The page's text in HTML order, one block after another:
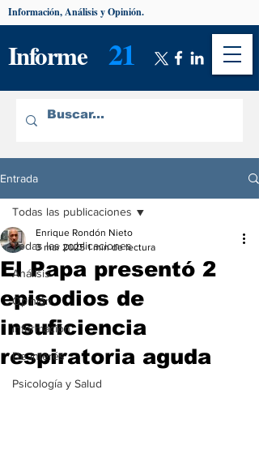
Informe 21
Información, Análisis y Opinión.
Entrada
Todas las publicaciones
Análisis
Opinión
Información
De interés
Psicología y Salud
Todas las publicaciones
El Papa presentó 2
episodios de
insuficiencia
respiratoria aguda
Enrique Rondón Nieto
3 mar 2025 1 min de lectura